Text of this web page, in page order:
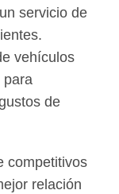
servicio de
vehículos
para
de
competitivos
relación